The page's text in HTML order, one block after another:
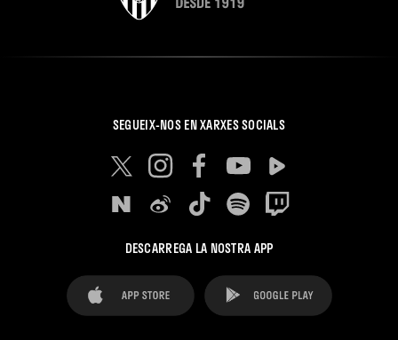
SEGUEIX-NOS EN XARXES SOCIALS
DESCARREGA LA NOSTRA APP